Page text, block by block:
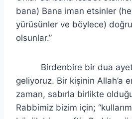
bana) Bana iman etsinler
yürüsünler ve böylece)
olsunlar.”
Birdenbire bir dua
geliyoruz. Bir kişinin Allah’a
zaman, sabırla birlikte
Rabbimiz bizim için;